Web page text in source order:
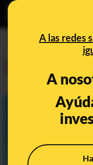
A las redes
A
Partido Popular